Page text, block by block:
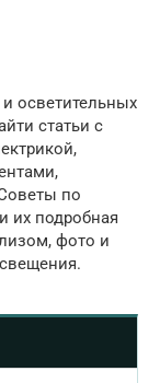
осветительных
статьи с
по
их подробная
фото и